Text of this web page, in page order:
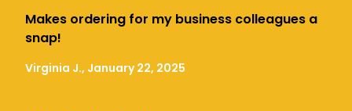
Makes ordering for my business colleagues a
snap!
Virginia J., January 22, 2025